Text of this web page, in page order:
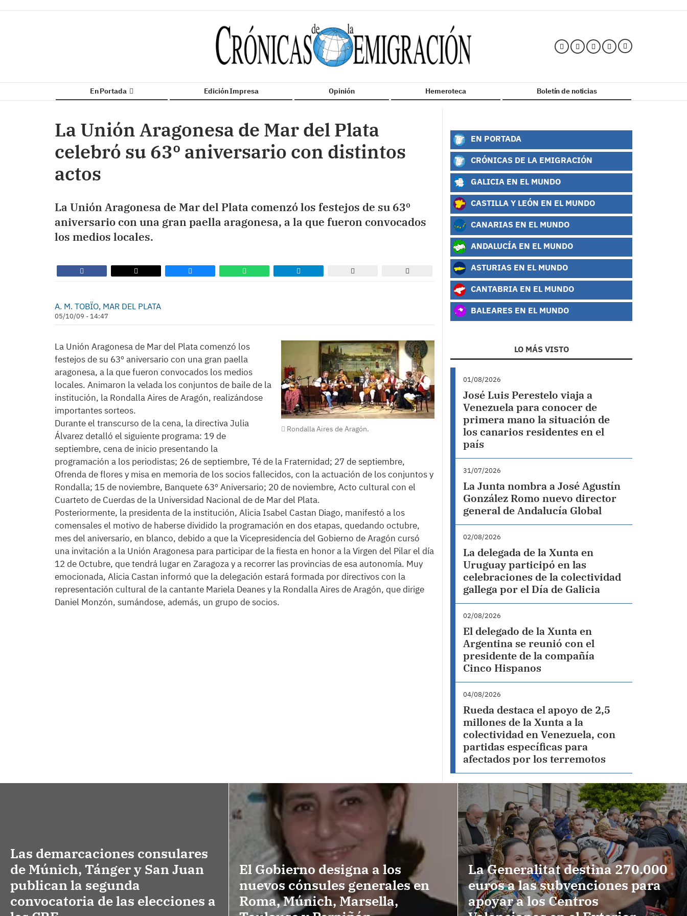
En Portada Edición Impresa Opinión Hemeroteca Boletín de noticias
La Unión Aragonesa de Mar del Plata
celebró su 63º aniversario con distintos
actos
La Unión Aragonesa de Mar del Plata comenzó los festejos de su 63º
aniversario con una gran paella aragonesa, a la que fueron convocados
los medios locales.
A. M. TOBÏO, MAR DEL PLATA
05/10/09 - 14:47
Rondalla Aires de Aragón.
La Unión Aragonesa de Mar del Plata comenzó los
festejos de su 63º aniversario con una gran paella
aragonesa, a la que fueron convocados los medios
locales. Animaron la velada los conjuntos de baile de la
institución, la Rondalla Aires de Aragón, realizándose
importantes sorteos.
Durante el transcurso de la cena, la directiva Julia
Álvarez detalló el siguiente programa: 19 de
septiembre, cena de inicio presentando la
programación a los periodistas; 26 de septiembre, Té de la Fraternidad; 27 de septiembre,
Ofrenda de flores y misa en memoria de los socios fallecidos, con la actuación de los conjuntos y
Rondalla; 15 de noviembre, Banquete 63º Aniversario; 20 de noviembre, Acto cultural con el
Cuarteto de Cuerdas de la Universidad Nacional de de Mar del Plata.
Posteriormente, la presidenta de la institución, Alicia Isabel Castan Diago, manifestó a los
comensales el motivo de haberse dividido la programación en dos etapas, quedando octubre,
mes del aniversario, en blanco, debido a que la Vicepresidencia del Gobierno de Aragón cursó
una invitación a la Unión Aragonesa para participar de la fiesta en honor a la Virgen del Pilar el día
12 de Octubre, que tendrá lugar en Zaragoza y a recorrer las provincias de esa autonomía. Muy
emocionada, Alicia Castan informó que la delegación estará formada por directivos con la
representación cultural de la cantante Mariela Deanes y la Rondalla Aires de Aragón, que dirige
Daniel Monzón, sumándose, además, un grupo de socios.
EN PORTADA
CRÓNICAS DE LA EMIGRACIÓN
GALICIA EN EL MUNDO
CASTILLA Y LEÓN EN EL MUNDO
CANARIAS EN EL MUNDO
ANDALUCÍA EN EL MUNDO
ASTURIAS EN EL MUNDO
CANTABRIA EN EL MUNDO
BALEARES EN EL MUNDO
LO MÁS VISTO
01/08/2026
José Luis Perestelo viaja a
Venezuela para conocer de
primera mano la situación de
los canarios residentes en el
país
31/07/2026
La Junta nombra a José Agustín
González Romo nuevo director
general de Andalucía Global
02/08/2026
La delegada de la Xunta en
Uruguay participó en las
celebraciones de la colectividad
gallega por el Día de Galicia
02/08/2026
El delegado de la Xunta en
Argentina se reunió con el
presidente de la compañía
Cinco Hispanos
04/08/2026
Rueda destaca el apoyo de 2,5
millones de la Xunta a la
colectividad en Venezuela, con
partidas específicas para
afectados por los terremotos
Las demarcaciones consulares
de Múnich, Tánger y San Juan
publican la segunda
convocatoria de las elecciones a
El Gobierno designa a los
nuevos cónsules generales en
Roma, Múnich, Marsella,
La Generalitat destina 270.000
euros a las subvenciones para
apoyar a los Centros